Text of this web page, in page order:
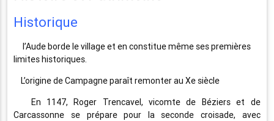
Historique
l’Aude borde le village et en constitue même ses premières
limites historiques.
L’origine de Campagne paraît remonter au Xe siècle
En 1147, Roger Trencavel, vicomte de Béziers et de
Carcassonne se prépare pour la seconde croisade, avec